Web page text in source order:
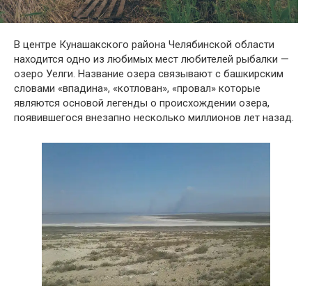
В центре Кунашакского района Челябинской области
находится одно из любимых мест любителей рыбалки —
озеро Уелги. Название озера связывают с башкирским
словами «впадина», «котлован», «провал» которые
являются основой легенды о происхождении озера,
появившегося внезапно несколько миллионов лет назад.